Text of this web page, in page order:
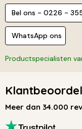
Bel ons - 0226 -
WhatsApp ons
Productspecialisten
Meer dan 34.000